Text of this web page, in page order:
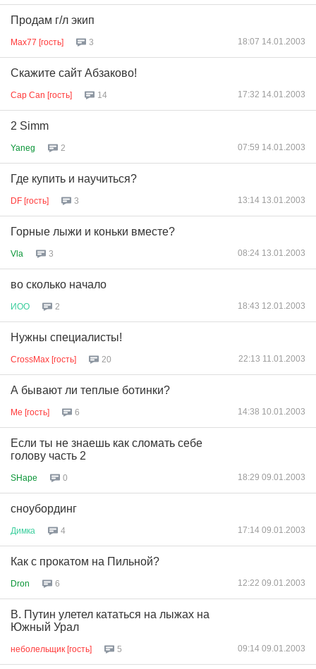
Продам г/л экип
Max77 [гость] 3 18:07 14.01.2003
Скажите сайт Абзаково!
Cap Can [гость] 14 17:32 14.01.2003
2 Simm
Yaneg 2 07:59 14.01.2003
Где купить и научиться?
DF [гость] 3 13:14 13.01.2003
Горные лыжи и коньки вместе?
Vla 3 08:24 13.01.2003
во сколько начало
ИОО 2 18:43 12.01.2003
Нужны специалисты!
CrossMax [гость] 20 22:13 11.01.2003
А бывают ли теплые ботинки?
Me [гость] 6 14:38 10.01.2003
Если ты не знаешь как сломать себе
голову часть 2
SHape 0 18:29 09.01.2003
сноубординг
Димка 4 17:14 09.01.2003
Как с прокатом на Пильной?
Dron 6 12:22 09.01.2003
В. Путин улетел кататься на лыжах на
Южный Урал
неболельщик [гость] 5 09:14 09.01.2003